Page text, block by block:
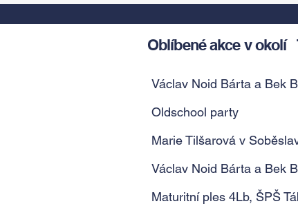
Oblíbené akce v okolí
Václav Noid Bárta a Bek
Oldschool party
Marie Tilšarová v
Václav Noid Bárta a Bek
Maturitní ples 4Lb, ŠPŠ